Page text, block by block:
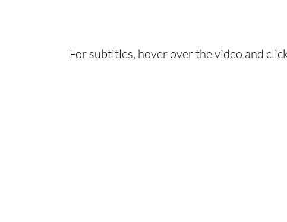
For subtitles, hover over the video and